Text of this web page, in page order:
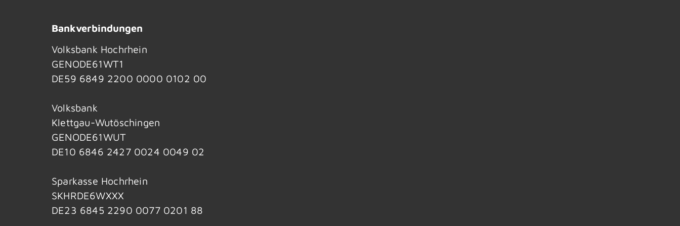
Bankverbindungen
Volksbank Hochrhein
GENODE61WT1
DE59 6849 2200 0000 0102 00
Volksbank
Klettgau-Wutöschingen
GENODE61WUT
DE10 6846 2427 0024 0049 02
Sparkasse Hochrhein
SKHRDE6WXXX
DE23 6845 2290 0077 0201 88